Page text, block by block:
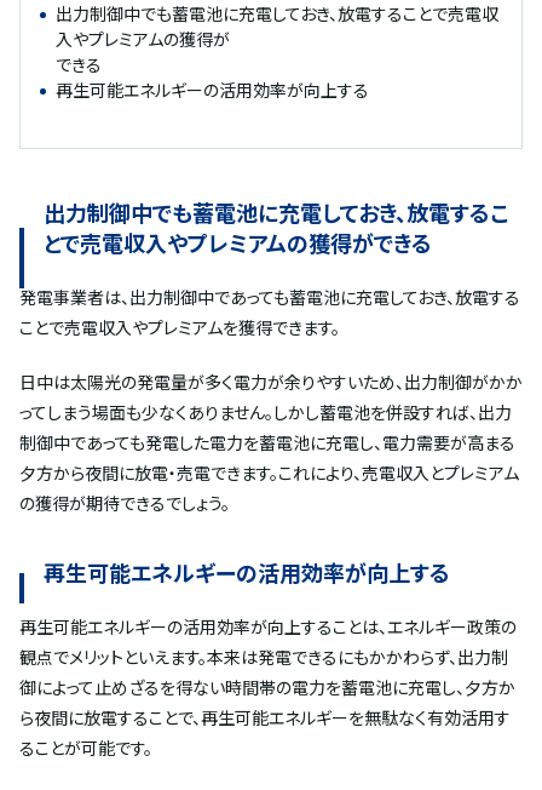
出力制御中でも蓄電池に充電しておき、放電することで売電収
入やプレミアムの獲得が
できる
再生可能エネルギーの活用効率が向上する
出力制御中でも蓄電池に充電しておき、放電するこ
とで売電収入やプレミアムの獲得ができる
発電事業者は、出力制御中であっても蓄電池に充電しておき、放電する
ことで売電収入やプレミアムを獲得できます。
日中は太陽光の発電量が多く電力が余りやすいため、出力制御がかか
ってしまう場面も少なくありません。しかし蓄電池を併設すれば、出力
制御中であっても発電した電力を蓄電池に充電し、電力需要が高まる
夕方から夜間に放電・売電できます。これにより、売電収入とプレミアム
の獲得が期待できるでしょう。
再生可能エネルギーの活用効率が向上する
再生可能エネルギーの活用効率が向上することは、エネルギー政策の
観点でメリットといえます。本来は発電できるにもかかわらず、出力制
御によって止めざるを得ない時間帯の電力を蓄電池に充電し、夕方か
ら夜間に放電することで、再生可能エネルギーを無駄なく有効活用す
ることが可能です。